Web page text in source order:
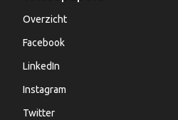
Overzicht
Facebook
LinkedIn
Instagram
Twitter